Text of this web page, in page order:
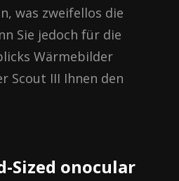
was zweifellos die
Sie jedoch für die
Wärmebilder
Scout III Ihnen den
Ѕіzеd onocular